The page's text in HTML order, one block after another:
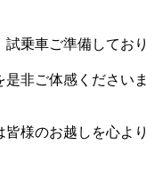
乗車ご準備しており
非ご体感くださいま
様のお越しを心よ